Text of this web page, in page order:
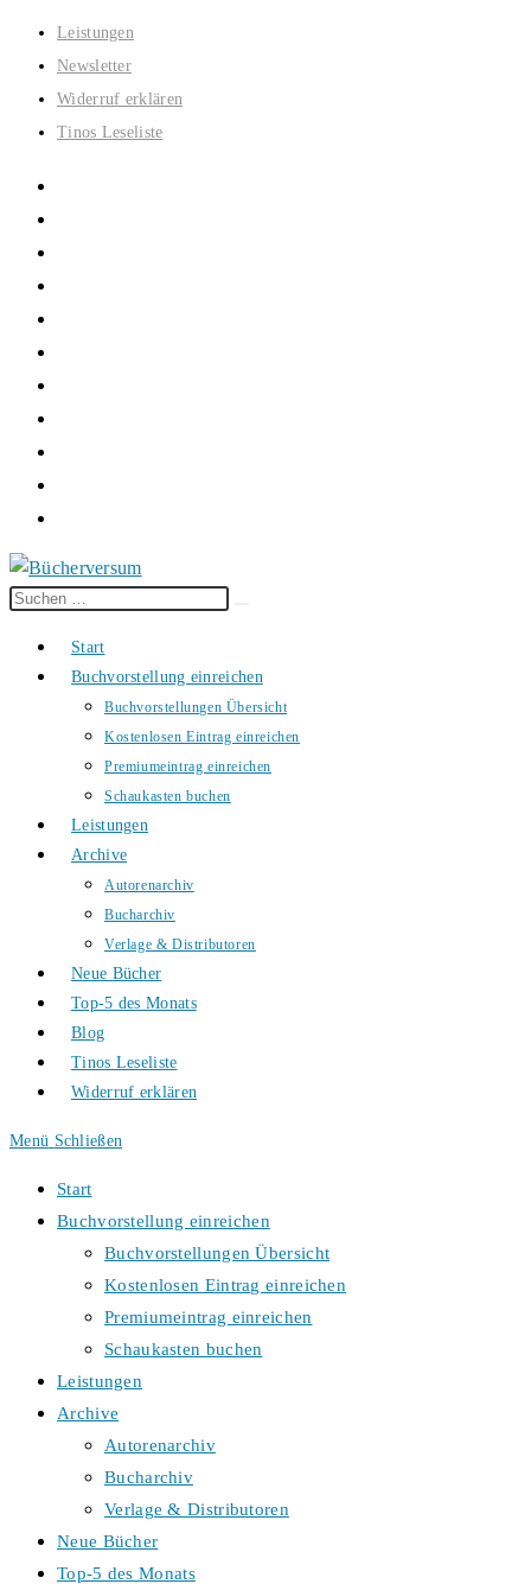
Zum
Inhalt
springen
Leistungen
Newsletter
Widerruf erklären
Tinos Leseliste
Diese
durchsuchen
Start
Buchvorstellung einreichen
Buchvorstellungen Übersicht
Kostenlosen Eintrag einreichen
Premiumeintrag einreichen
Schaukasten buchen
Leistungen
Archive
Autorenarchiv
Bucharchiv
Verlage & Distributoren
Neue Bücher
Top-5 des Monats
Blog
Tinos Leseliste
Widerruf erklären
Menü Schließen
Start
Buchvorstellung einreichen
Buchvorstellungen Übersicht
Kostenlosen Eintrag einreichen
Premiumeintrag einreichen
Schaukasten buchen
Leistungen
Archive
Autorenarchiv
Bucharchiv
Verlage & Distributoren
Neue Bücher
Top-5 des Monats